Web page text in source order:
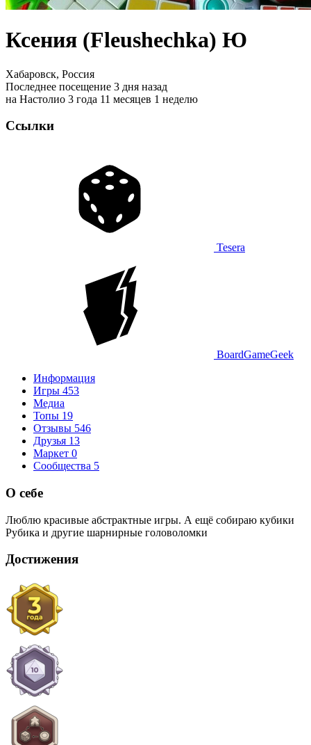
Ксения (Fleushechka) Ю
Хабаровск, Россия
Последнее посещение 3 дня назад
на Настолио 3 года 11 месяцев 1 неделю
Ссылки
Tesera
BoardGameGeek
Информация
Игры 453
Медиа
Топы 19
Отзывы 546
Друзья 13
Маркет 0
Сообщества 5
О себе
Люблю красивые абстрактные игры. А ещё собираю кубики
Рубика и другие шарнирные головоломки
Достижения